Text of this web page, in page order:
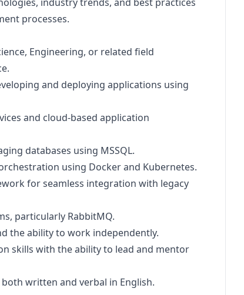
processes.
Engineering, or related field
and deploying applications using
and cloud-based application
databases using MSSQL.
using Docker and Kubernetes.
for seamless integration with legacy
particularly RabbitMQ.
the ability to work independently.
skills with the ability to lead and mentor
written and verbal in English.